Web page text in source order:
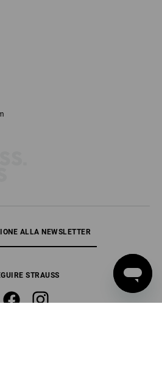
TASCHE
D’OCCHIO
ALLA NEWSLETTER
STRAUSS